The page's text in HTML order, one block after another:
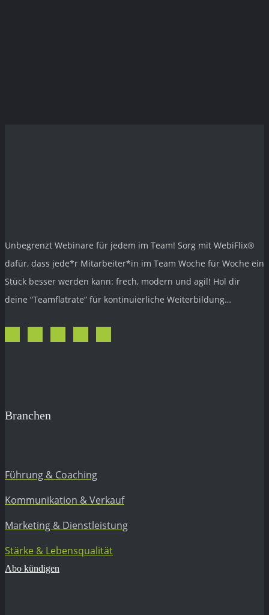
Unbegrenzt Webinare für jedem im Team! Sorg mit WebiFlix®
dafür, dass jede*r Mitarbeiter*in im Team Woche für Woche ein
Stück besser werden kann: frech, modern und agil! Hol dir
deine “Teamflatrate” für kontinuierliche Weiterbildung…
Branchen
Führung & Coaching
Kommunikation & Verkauf
Marketing & Dienstleistung
Stärke & Lebensqualität
Abo kündigen